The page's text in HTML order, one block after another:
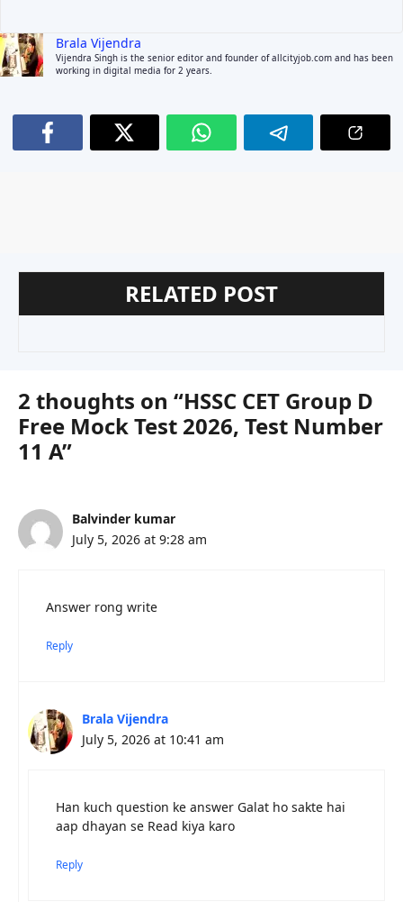
Brala Vijendra
Vijendra Singh is the senior editor and founder of allcityjob.com and has been
working in digital media for 2 years.
RELATED POST
2 thoughts on “HSSC CET Group D
Free Mock Test 2026, Test Number
11 A”
Balvinder kumar
July 5, 2026 at 9:28 am
Answer rong write
Reply
Brala Vijendra
July 5, 2026 at 10:41 am
Han kuch question ke answer Galat ho sakte hai
aap dhayan se Read kiya karo
Reply